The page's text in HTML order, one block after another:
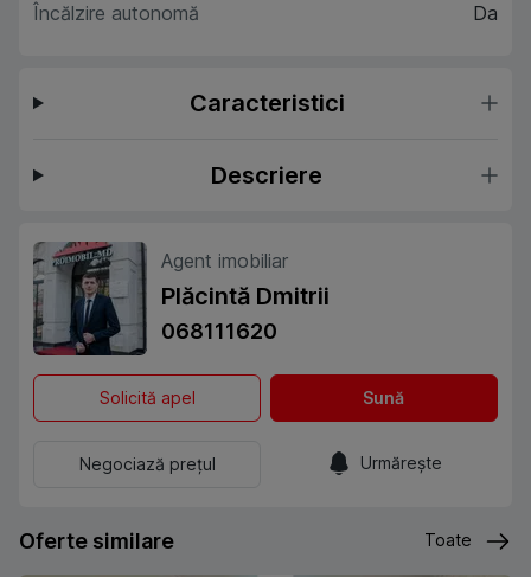
Încălzire autonomă
Da
Caracteristici
Descriere
Agent imobiliar
Plăcintă Dmitrii
068111620
Solicită apel Sună
Negociază prețul Urmărește
Oferte similare Toate